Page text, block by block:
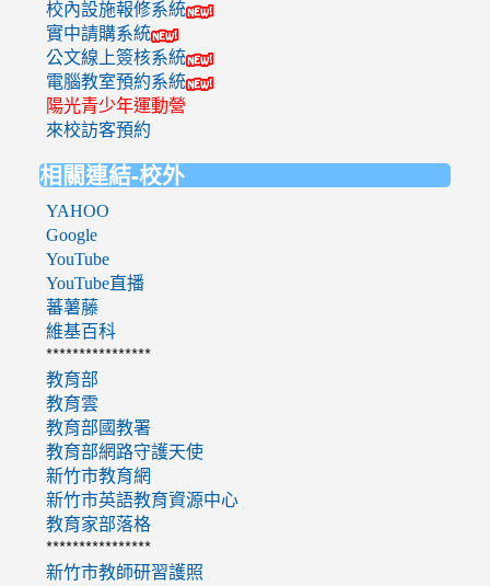
校內設施報修系統
實中請購系統
公文線上簽核系統
電腦教室預約系統
陽光青少年運動營
來校訪客預約
相關連結-校外
YAHOO
Google
YouTube
YouTube直播
蕃薯藤
維基百科
****************
教育部
教育雲
教育部國教署
教育部網路守護天使
新竹市教育網
新竹市英語教育資源中心
教育家部落格
****************
新竹市教師研習護照